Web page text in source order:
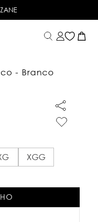
NO CARTÃO DE CRÉDITO
- Branco
XGG